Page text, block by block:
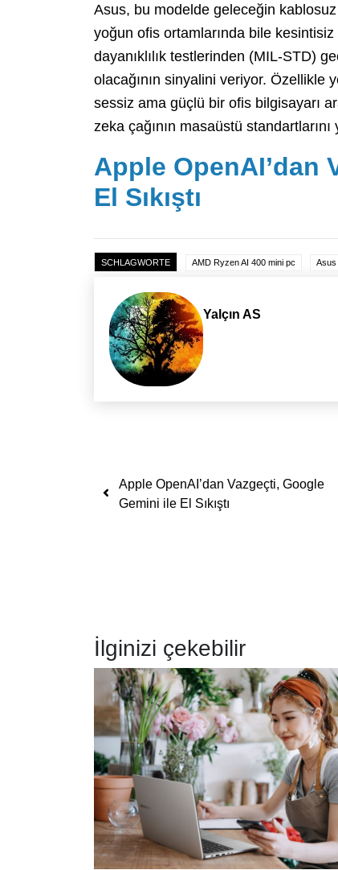
Asus, bu modelde geleceğin
yoğun ofis ortamlarında bile
dayanıklılık testlerinden (MIL-STD)
olacağının sinyalini veriyor. Özellikle
sessiz ama güçlü bir ofis bilgisayarı
zeka çağının masaüstü
Apple OpenAI’dan
El Sıkıştı
SCHLAGWORTE AMD Ryzen AI 400 mini pc Asus
Yalçın AS
Yazı dolaşımı
Apple OpenAI’dan Vazgeçti, Google
Gemini ile El Sıkıştı
İlginizi çekebilir